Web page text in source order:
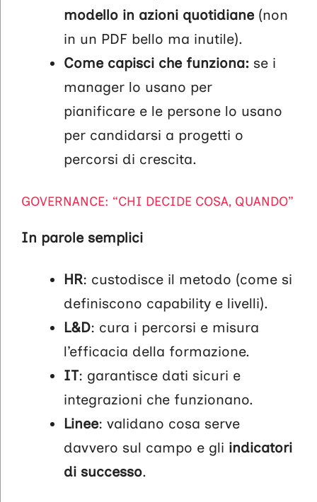
modello in azioni quotidiane(non
in un PDF bello ma inutile).
Come capisci che funziona: se i
manager lo usano per
pianificare e le persone lo usano
per candidarsi a progetti o
percorsi di crescita.
GOVERNANCE: “CHI DECIDE COSA, QUANDO”
In parole semplici
HR: custodisce il metodo (come si
definiscono capability e livelli).
L&D: cura i percorsi e misura
l’efficacia della formazione.
IT: garantisce dati sicuri e
integrazioni che funzionano.
Linee: validano cosa serve
davvero sul campo e gli indicatori
di successo.